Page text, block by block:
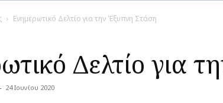
Ενημερωτικό Δελτίο για την Έξυπνη Στάση
Δελτίο για
- 24 Ιουνίου 2020